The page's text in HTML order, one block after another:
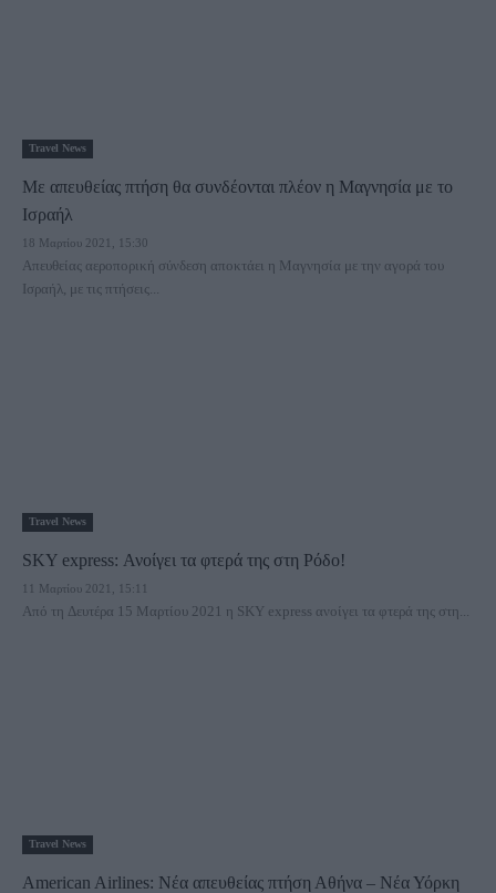
Travel News
Με απευθείας πτήση θα συνδέονται πλέον η Μαγνησία με το
Ισραήλ
18 Μαρτίου 2021, 15:30
Απευθείας αεροπορική σύνδεση αποκτάει η Μαγνησία με την αγορά του
Ισραήλ, με τις πτήσεις...
Travel News
SKY express: Ανοίγει τα φτερά της στη Ρόδο!
11 Μαρτίου 2021, 15:11
Από τη Δευτέρα 15 Μαρτίου 2021 η SKY express ανοίγει τα φτερά της στη...
Travel News
American Airlines: Νέα απευθείας πτήση Αθήνα – Νέα Υόρκη